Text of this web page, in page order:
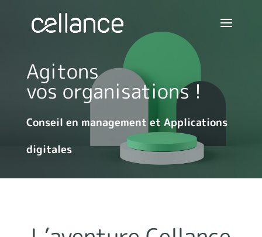
Agitons
vos organisations !
Conseil en management et Applications
digitales